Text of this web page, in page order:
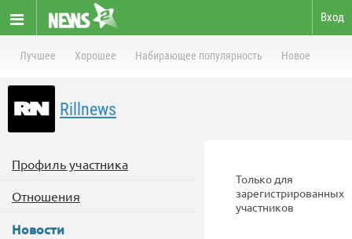
Вход
Лучшее Хорошее Набирающее популярность Новое
Rillnews
Профиль участника
Отношения
Новости
Только для
зарегистрированных
участников